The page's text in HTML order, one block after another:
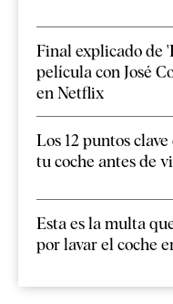
Final explicado de
película con José
en Netflix
Los 12 puntos
tu coche antes de
Esta es la multa
por lavar el coche